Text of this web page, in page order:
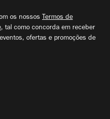
os nossos Termos de
, tal como concorda em receber
ofertas e promoções de